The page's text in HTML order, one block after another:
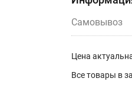
Самовывоз
Цена
Все товары в